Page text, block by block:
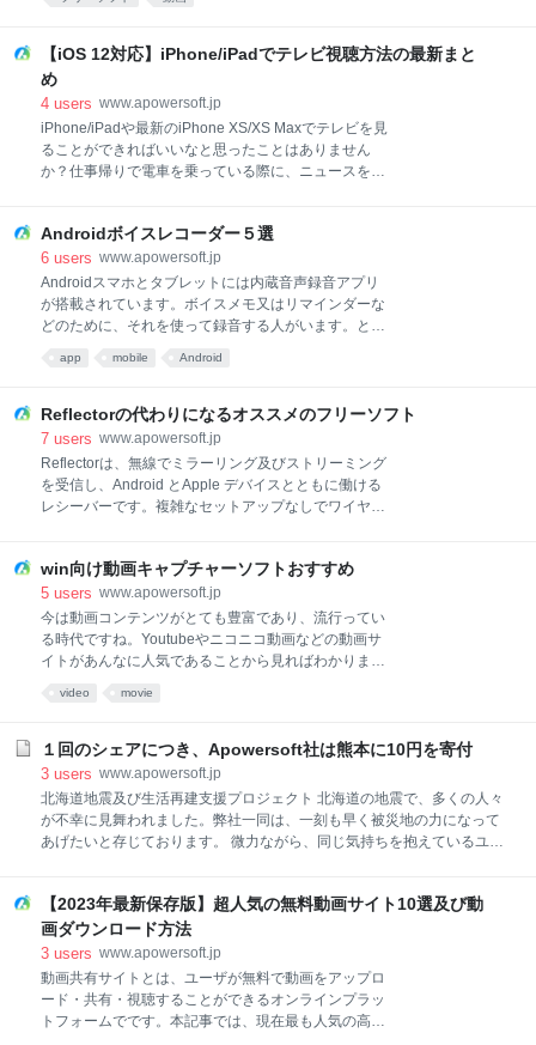
のソフトは機能がシンプルながらビューアーとしての
性能はかなりのものです。しかも完全
との互換性問題はまだ解決していません。昔
Windows10で使えないというのは、今ものユーザーに
とって悩ましいことです。前は携帯やカメラで撮った
ビデオをパソコンで自由に編集したのに、パソコンを
いか分からなくなったという人はさぞ少なくないでし
ょう。というわけで、今回はWindows10用動画編集ソ
フトを紹介します。 人気Windows10動画編集ソフト
Windows10、Mac OSに対応のプロフェッショナ
【iOS 12対応】iPhone/iPadでテレビ視聴方法の最新まと
め
4 users www.apowersoft.jp
iPhone/iPadや最新のiPhone XS/XS Maxでテレビを見
ることができればいいなと思ったことはありません
か？仕事帰りで電車を乗っている際に、ニュースを観
り前のように搭載されてるアンドロイドスマホと違っ
て、アップルのiOSデバイスはワンセグを搭載してい
ないので、iPhone XS/XS Maxででテレビを見るのは
どうすればいいでしょうか？それでは、今回はiPhone
やiPadでも快適にテレビが楽しめる方法を紹介したい
メのAndroidテレビ視聴アプリ」記事をご参照くださ
たりする方法も一緒に知りたければ、こちらをご参照
ください。 iPhone/iPadでテレビを視聴する方法
Androidボイスレコーダー５選
6 users www.apowersoft.jp
Androidスマホとタブレットには内蔵音声録音アプリ
が搭載されています。ボイスメモ又はリマインダーな
どのために、それを使って録音する人がいます。とこ
いう基本的な機能しかありません。それで、多くの人
います。 すると、今回はいくつかの優れたAndroid録
音アプリをまとめてみました。ご参考になれば幸いで
す。 利用者数が多くて評価が高いAndroidボイスレコ
ーダー簡単ボイスレコーダー音声レコーダーPCM録音
スーパーボイスレコーダーマイボイスメモ MP3簡単ボ
アプリです。簡単ボイスレコーダーを使用すれば、マ
イクロフォンアイコンを１タップするだけで、録音を
app mobile Android
Reflectorの代わりになるオススメのフリーソフト
7 users www.apowersoft.jp
Reflectorは、無線でミラーリング及びストリーミング
を受信し、Android とApple デバイスとともに働ける
レシーバーです。複雑なセットアップなしでワイヤレ
えるのは便利ですが、無料版では動画の撮影時間が10
分以内と制限があります。10分を超える動画を撮影し
たい場合は、「$14.99」で有料ライセンスを購入しな
れけばなりません。「Reflectorフリー」で検索してい
る人が少なからずいるようですので、今回はReflector
デバイスでの録画にオススメの無料ソフト
あるらしいですが、怪しい非公式のアプリを入れるこ
とより、AirPlayミラーリングを利用したほうがいいで
win向け動画キャプチャーソフトおすすめ
5 users www.apowersoft.jp
今は動画コンテンツがとても豊富であり、流行ってい
る時代ですね。Youtubeやニコニコ動画などの動画サ
イトがあんなに人気であることから見ればわかります
く、情報伝達するにも、動画を活用して操作方法の手
順の解説を行うと、よりうまく情報が伝えます。だか
ら、ビデオキャプチャーソフトの需要がますます高ま
っています。有料でソフトを買うのもいいかもしれま
せんが、無料でも十分使えるのがあるのです。 下記で
フト 有料動画キャプチャーソフト ★ 無料の動画キャ
プチャーソフトおすすめ １ Apowersoftフリーオンラ
インスクリーン録画ツール 【おすすめ理由/特徴】
video movie
１回のシェアにつき、Apowersoft社は熊本に10円を寄付
3 users www.apowersoft.jp
北海道地震及び生活再建支援プロジェクト 北海道の地震で、多くの人々
が不幸に見舞われました。弊社一同は、一刻も早く被災地の力になって
あげたいと存じております。 微力ながら、同じ気持ちを抱えているユー
寄付金として、合計で32万円を全部日本赤十字社に寄付しました。皆様
のご協力を感謝しております。送金の詳細は下記ボタンをクリックして
ください。 送金詳細 ① 当プロジェクトページ内でのソフトウェアのお
買い上げを全部北海道地震の支援に寄付致します。 ② お客様による寄付
先の指定はできませんが、皆様からお寄せ頂きました募金は、被災され
た方 々の支援を目的として、地方自治体または被災地支援団体に寄付さ
【2023年最新保存版】超人気の無料動画サイト10選及び動
画ダウンロード方法
3 users www.apowersoft.jp
動画共有サイトとは、ユーザが無料で動画をアップロ
ード・共有・視聴することができるオンラインプラッ
トフォームでです。本記事では、現在最も人気の高い